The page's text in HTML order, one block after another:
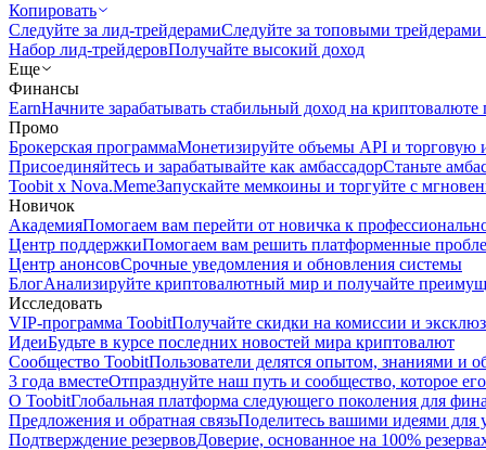
Копировать
Следуйте за лид-трейдерамиСледуйте за топовыми
Набор лид-трейдеровПолучайте высокий доход
Еще
Финансы
EarnНачните зарабатывать стабильный доход на криптовалюте
Промо
Брокерская программаМонетизируйте объемы API и торговую
Присоединяйтесь и зарабатывайте как амбассадорСтаньте
Toobit x Nova.MemeЗапускайте мемкоины и торгуйте с
Новичок
АкадемияПомогаем вам перейти от новичка к
Центр поддержкиПомогаем вам решить платформенные
Центр анонсовСрочные уведомления и обновления системы
БлогАнализируйте криптовалютный мир и получайте
Исследовать
VIP-программа ToobitПолучайте скидки на комиссии и
ИдеиБудьте в курсе последних новостей мира криптовалют
Сообщество ToobitПользователи делятся опытом, знаниями и
3 года вместеОтпразднуйте наш путь и сообщество, которое
О ToobitГлобальная платформа следующего поколения для
Предложения и обратная связьПоделитесь вашими идеями для
Подтверждение резервовДоверие, основанное на 100%